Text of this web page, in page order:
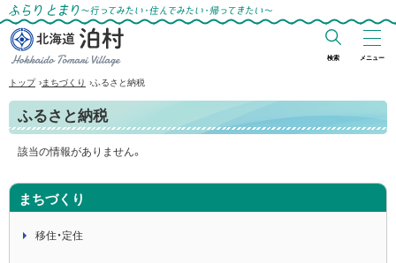
ふらりとまり～行ってみたい・住んでみた
い・帰ってきたい～
北海道 泊村
Hokkaido Tomari
Village
検索 メニュー
トップ ›まちづくり ›ふるさと納税
ふるさと納税
該当の情報がありません。
まちづくり
移住・定住